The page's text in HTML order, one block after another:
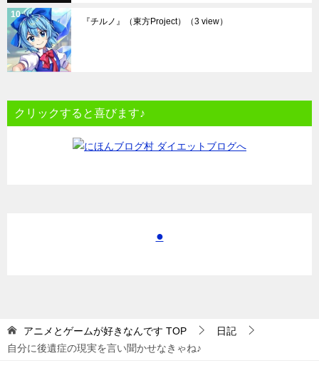
『チルノ』（東方Project） （3 view）
クリックすると喜びます♪
●
アニメとゲームが好きなんです TOP
日記
自分に後遺症の現実を言い聞かせなきゃね♪